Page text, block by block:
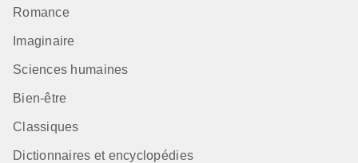
Romance
Imaginaire
Sciences humaines
Bien-être
Classiques
Dictionnaires et encyclopédies